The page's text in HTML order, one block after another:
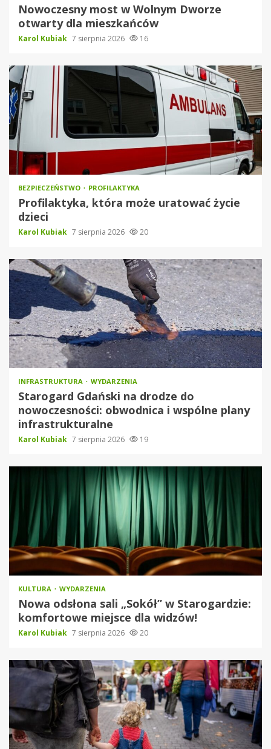
Nowoczesny most w Wolnym Dworze
otwarty dla mieszkańców
Karol Kubiak 7 sierpnia 2026 16
BEZPIECZEŃSTWO PROFILAKTYKA
Profilaktyka, która może uratować życie
dzieci
Karol Kubiak 7 sierpnia 2026 20
INFRASTRUKTURA WYDARZENIA
Starogard Gdański na drodze do
nowoczesności: obwodnica i wspólne plany
infrastrukturalne
Karol Kubiak 7 sierpnia 2026 19
KULTURA WYDARZENIA
Nowa odsłona sali „Sokół” w Starogardzie:
komfortowe miejsce dla widzów!
Karol Kubiak 7 sierpnia 2026 20